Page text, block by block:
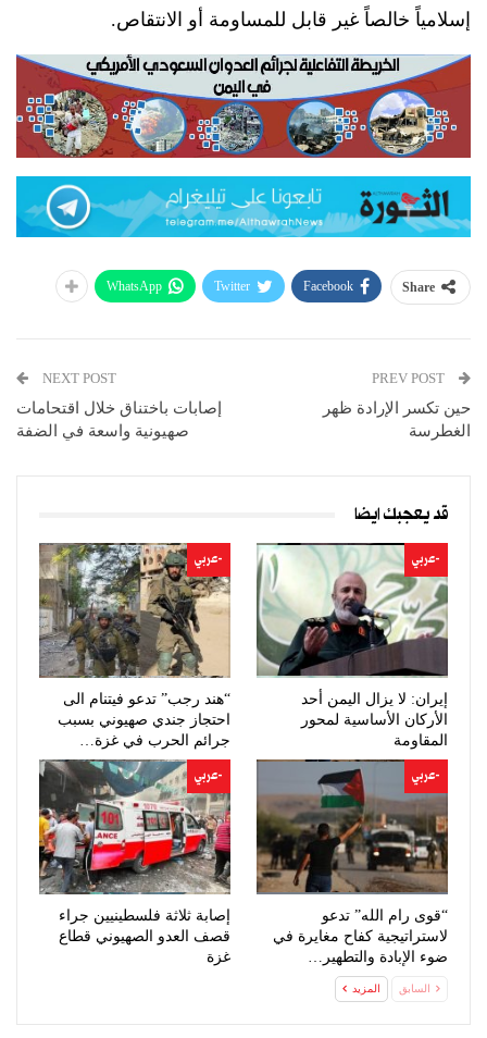
إسلامياً خالصاً غير قابل للمساومة أو الانتقاص.
Share
Facebook
Twitter
WhatsApp
حين تكسر الإرادة ظهر
الغطرسة
NEXT POST
إصابات باختناق خلال اقتحامات
صهيونية واسعة في الضفة
قد يعجبك ايضا
-عربي
إيران: لا يزال اليمن أحد
الأركان الأساسية لمحور
المقاومة
-عربي
“هند رجب” تدعو فيتنام الى
احتجاز جندي صهيوني بسبب
جرائم الحرب في غزة…
-عربي
“قوى رام الله” تدعو
لاستراتيجية كفاح مغايرة في
ضوء الإبادة والتطهير…
-عربي
إصابة ثلاثة فلسطينيين جراء
قصف العدو الصهيوني قطاع
غزة
السابق المزيد